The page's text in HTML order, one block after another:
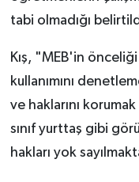
tabi olmadığı
Kış, "MEB'in
kullanımını
ve haklarını
sınıf yurttaş gibi
hakları yok